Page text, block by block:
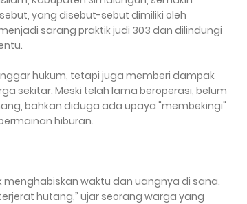
yang disebut-sebut dimiliki oleh
sarang praktik judi 303 dan dilindungi
hukum, tetapi juga memberi dampak
sekitar. Meski telah lama beroperasi, belum
bahkan diduga ada upaya "membekingi"
hiburan.
menghabiskan waktu dan uangnya di sana.
hutang,” ujar seorang warga yang